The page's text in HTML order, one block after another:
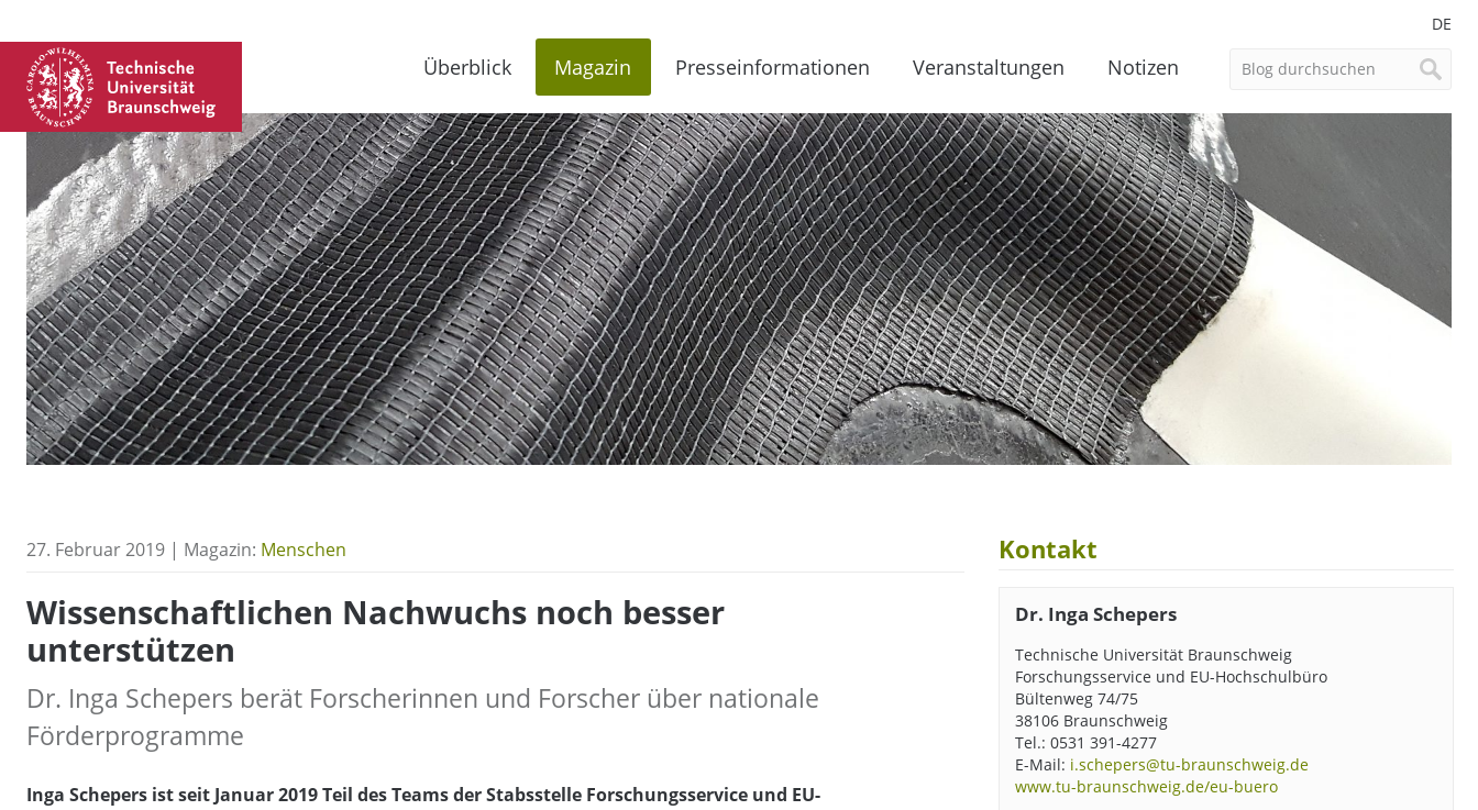
DE
Überblick Magazin Presseinformationen Veranstaltungen Notizen
27. Februar 2019 | Magazin: Menschen
Wissenschaftlichen Nachwuchs noch besser
unterstützen
Dr. Inga Schepers berät Forscherinnen und Forscher über nationale
Förderprogramme
Inga Schepers ist seit Januar 2019 Teil des Teams der Stabsstelle Forschungsservice und EU-
Kontakt
Dr. Inga Schepers
Technische Universität Braunschweig
Forschungsservice und EU-Hochschulbüro
Bültenweg 74/75
38106 Braunschweig
Tel.: 0531 391-4277
E-Mail: i.schepers@tu-braunschweig.de
www.tu-braunschweig.de/eu-buero